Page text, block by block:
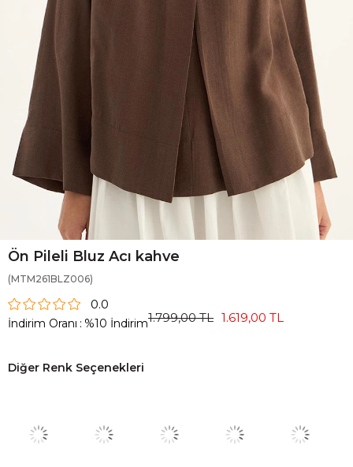
Ön Pileli Bluz Acı kahve
(MTM261BLZ006)
0.0
İndirim Oranı : %10 İndirim1.799,00 TL 1.619,00 TL
Diğer Renk Seçenekleri